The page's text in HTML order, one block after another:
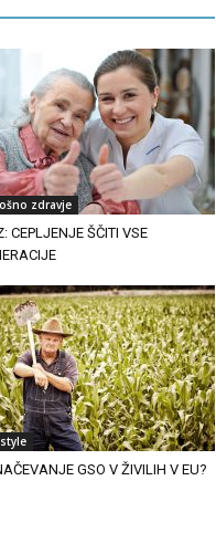
zdravje
CEPLJENJE ŠČITI VSE
GSO V ŽIVILIH V EU?